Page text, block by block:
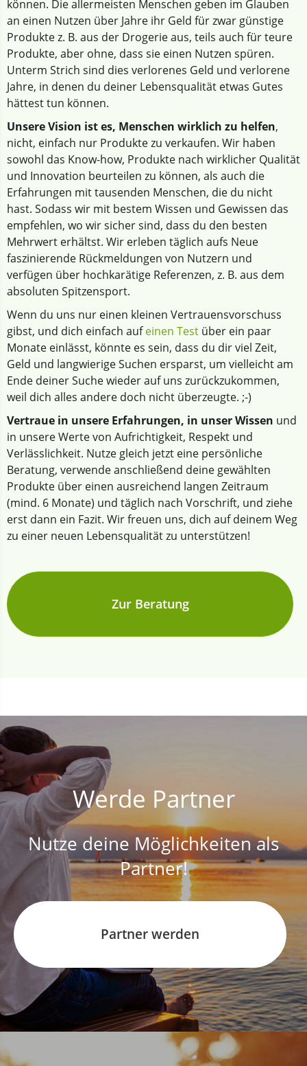
können. Die allermeisten Menschen geben im Glauben
an einen Nutzen über Jahre ihr Geld für zwar günstige
Produkte z. B. aus der Drogerie aus, teils auch für teure
Produkte, aber ohne, dass sie einen Nutzen spüren.
Unterm Strich sind dies verlorenes Geld und verlorene
Jahre, in denen du deiner Lebensqualität etwas Gutes
hättest tun können.
Unsere Vision ist es, Menschen wirklich zu helfen,
nicht, einfach nur Produkte zu verkaufen. Wir haben
sowohl das Know-how, Produkte nach wirklicher Qualität
und Innovation beurteilen zu können, als auch die
Erfahrungen mit tausenden Menschen, die du nicht
hast. Sodass wir mit bestem Wissen und Gewissen das
empfehlen, wo wir sicher sind, dass du den besten
Mehrwert erhältst. Wir erleben täglich aufs Neue
faszinierende Rückmeldungen von Nutzern und
verfügen über hochkarätige Referenzen, z. B. aus dem
absoluten Spitzensport.
Wenn du uns nur einen kleinen Vertrauensvorschuss
gibst, und dich einfach aufeinen Test über ein paar
Monate einlässt, könnte es sein, dass du dir viel Zeit,
Geld und langwierige Suchen ersparst, um vielleicht am
Ende deiner Suche wieder auf uns zurückzukommen,
weil dich alles andere doch nicht überzeugte. ;-)
Vertraue in unsere Erfahrungen, in unser Wissen und
in unsere Werte von Aufrichtigkeit, Respekt und
Verlässlichkeit. Nutze gleich jetzt eine persönliche
Beratung, verwende anschließend deine gewählten
Produkte über einen ausreichend langen Zeitraum
(mind. 6 Monate) und täglich nach Vorschrift, und ziehe
erst dann ein Fazit. Wir freuen uns, dich auf deinem Weg
zu einer neuen Lebensqualität zu unterstützen!
Zur Beratung
Werde Partner
Nutze deine Möglichkeiten als
Partner!
Partner werden